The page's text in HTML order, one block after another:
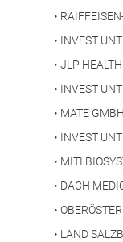
•
• INVEST
• JLP
• INVEST
• MATE GMBH
• INVEST
• MITI
• DACH
•
• LAND